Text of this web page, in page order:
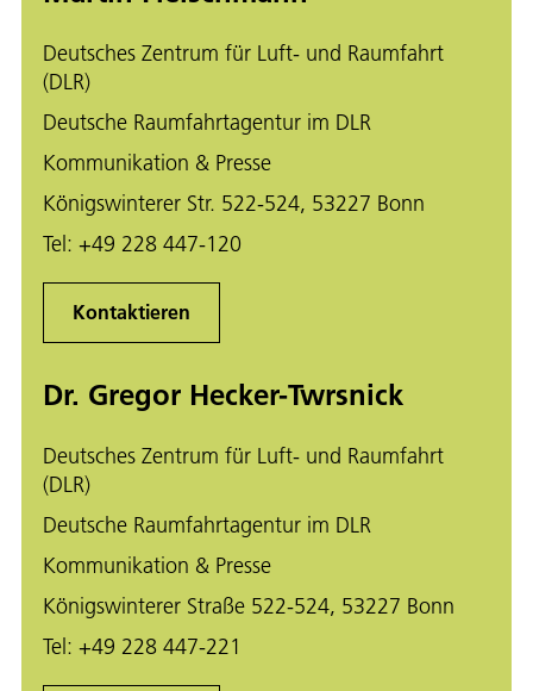
Deutsches Zentrum für Luft- und Raumfahrt
(DLR)
Deutsche Raumfahrtagentur im DLR
Kommunikation & Presse
Königswinterer Str. 522-524, 53227 Bonn
Tel: +49 228 447-120
Kontaktieren
Dr. Gregor Hecker-Twrsnick
Deutsches Zentrum für Luft- und Raumfahrt
(DLR)
Deutsche Raumfahrtagentur im DLR
Kommunikation & Presse
Königswinterer Straße 522-524, 53227 Bonn
Tel: +49 228 447-221